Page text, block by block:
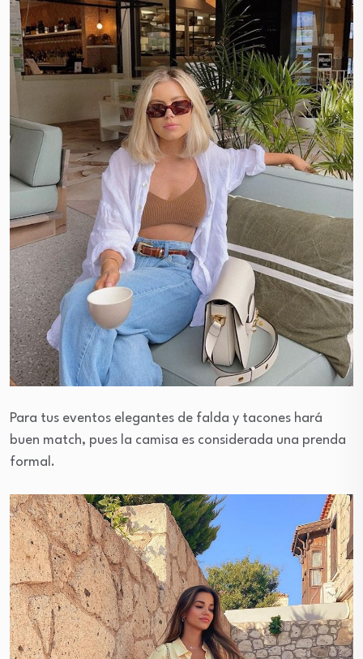
Para tus eventos elegantes de falda y tacones hará
buen match, pues la camisa es considerada una prenda
formal.